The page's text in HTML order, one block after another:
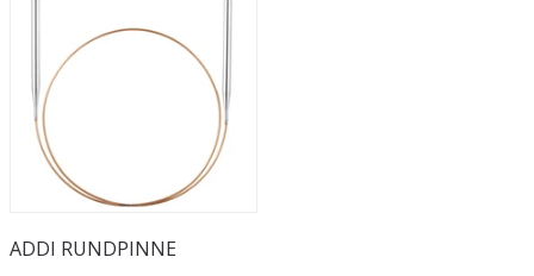
ADDI RUNDPINNE